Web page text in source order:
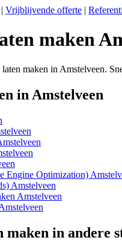
| Vrijblijvende offerte |
maken
laten maken in Amstelveen.
in Amstelveen
Engine Optimization)
Amstelveen
Amstelveen
maken in andere